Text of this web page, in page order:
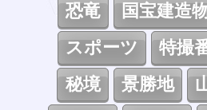
恐竜
国宝建造
スポーツ
特撮
秘境
景勝地